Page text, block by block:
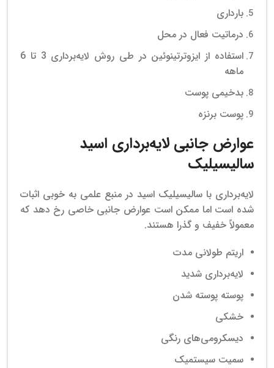
بارداری
درماتیت فعال در محل
استفاده از ایزوترتینوئین در طی روش لایه‌برداری 3 تا 6
ماهه
بدخیمی پوست
پوست برنزه
عوارض جانبی لایه‌برداری اسید
سالیسیلیک
لایه‌برداری با سالیسیلیک اسید در منبع علمی به خوبی اثبات
شده است اما ممکن است عوارض جانبی خاصی رخ دهد که
معمولاً خفیف و گذرا هستند.
اریتم طولانی مدت
لایه‌برداری شدید
پوسته پوسته شدن
خشکی
دیسکرومی‌های رنگی
سمیت سیستمیک